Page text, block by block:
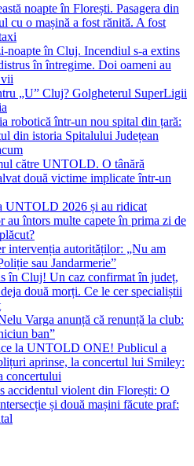
noapte în Florești. Pasagera din
cu o mașină a fost rănită. A fost
noapte în Cluj. Incendiul s-a extins
în întregime. Doi oameni au
vii
„U” Cluj? Golgheterul SuperLigii
robotică într-un nou spital din țară:
din istoria Spitalului Județean
către UNTOLD. O tânără
două victime implicate într-un
UNTOLD 2026 și au ridicat
au întors multe capete în prima zi de
intervenția autorităților: „Nu am
sau Jandarmerie”
în Cluj! Un caz confirmat în județ,
două morți. Ce le cer specialiștii
Varga anunță că renunță la club:
ban”
la UNTOLD ONE! Publicul a
aprinse, la concertul lui Smiley:
concertului
accidentul violent din Florești: O
și două mașini făcute praf: